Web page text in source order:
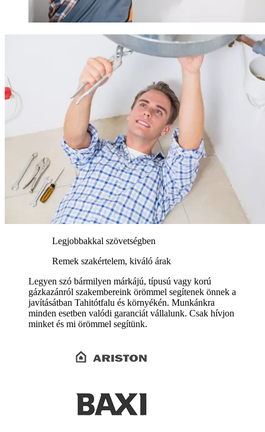
Legjobbakkal szövetségben
Remek szakértelem, kiváló árak
Legyen szó bármilyen márkájú, típusú vagy korú
gázkazánról szakembereink örömmel segítenek önnek a
javításátban Tahitótfalu és környékén. Munkánkra
minden esetben valódi garanciát vállalunk. Csak hívjon
minket és mi örömmel segítünk.